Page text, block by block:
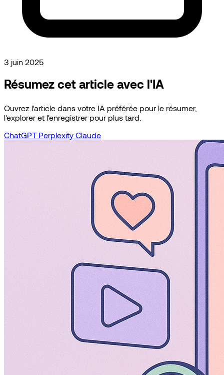
3 juin 2025
Résumez cet article avec l'IA
Ouvrez l'article dans votre IA préférée pour le résumer,
l'explorer et l'enregistrer pour plus tard.
ChatGPT Perplexity Claude